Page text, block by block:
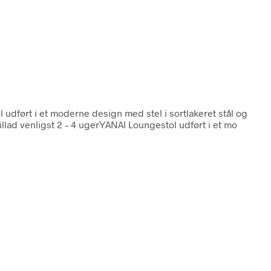
udført i et moderne design med stel i sortlakeret stål og
venligst 2 – 4 ugerYANAI Loungestol udført i et mo